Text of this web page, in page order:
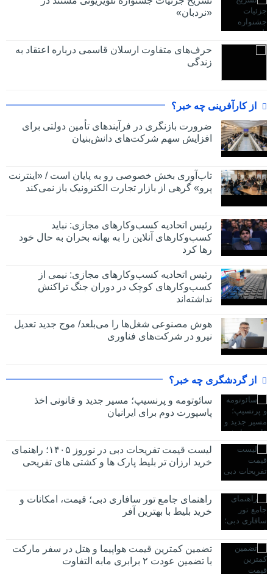
«نردبان»
حرف‌های متفاوت ارسلان قاسمی درباره اعتقاد به
زندگی
از کارآفرینی چه خبر؟
ضرورت بازنگری در فرآیندهای تأمین دولتی برای
افزایش سهم شرکت‌های دانش‌بنیان
تاب‌آوری بخش خصوصی رو به پایان است / «اینترنت
پرو» گرهی از بازار تجارت الکترونیک باز نمی‌کند
رئیس اتحادیه کسب‌وکارهای مجازی: نباید
کسب‌وکارهای آنلاین را به بهانه بحران به حال خود
رها کرد
رئیس اتحادیه کسب‌وکارهای مجازی: نیمی از
کسب‌وکارهای کوچک در دوران جنگ‌ تراکنش
نداشته‌اند
هوش مصنوعی شغل‌ها را می‌بلعد/ موج جدید تعدیل
نیرو در شرکت‌های فناوری
از گردشگری چه خبر؟
سائوتومه و پرنسیپ؛ مسیر جدید و قانونی اخذ
پاسپورت دوم برای ایرانیان
لیست قیمت تفریحات دبی در نوروز ۱۴۰۵؛ راهنمای
خرید ارزان تر بلیط پارک ها و کشتی های تفریحی
راهنمای جامع تور سافاری دبی؛ قیمت، امکانات و
خرید بلیط با بهترین آفر
تضمین کمترین قیمت هواپیما و هتل در سفر مارکت
با تضمین عودت ۲ برابری مابه التفاوت